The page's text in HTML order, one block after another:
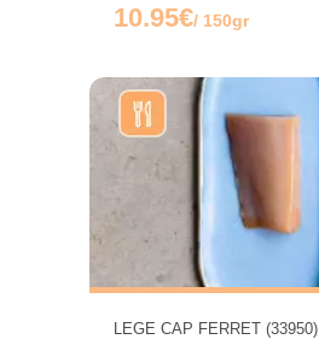
10.95€/ 150gr
LEGE CAP FERRET (33950)